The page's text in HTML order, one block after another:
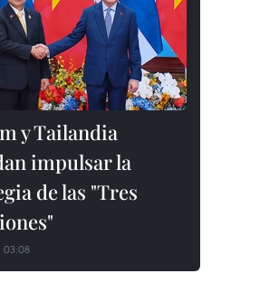
y Tailandia
impulsar la
de las "Tres